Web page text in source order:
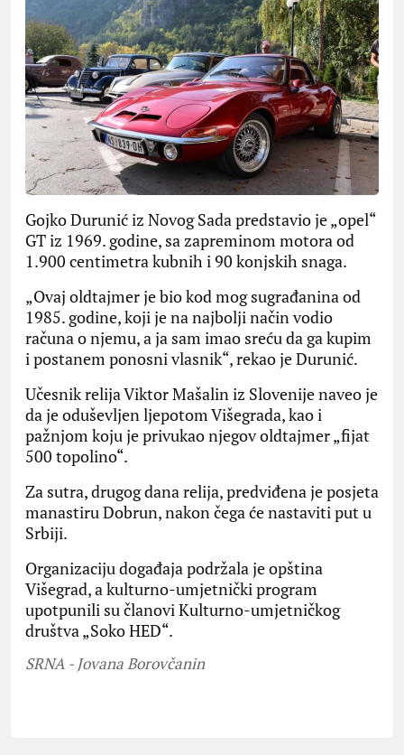
Gojko Durunić iz Novog Sada predstavio je „opel“
GT iz 1969. godine, sa zapreminom motora od
1.900 centimetra kubnih i 90 konjskih snaga.
„Ovaj oldtajmer je bio kod mog sugrađanina od
1985. godine, koji je na najbolji način vodio
računa o njemu, a ja sam imao sreću da ga kupim
i postanem ponosni vlasnik“, rekao je Durunić.
Učesnik relija Viktor Mašalin iz Slovenije naveo je
da je oduševljen ljepotom Višegrada, kao i
pažnjom koju je privukao njegov oldtajmer „fijat
500 topolino“.
Za sutra, drugog dana relija, predviđena je posjeta
manastiru Dobrun, nakon čega će nastaviti put u
Srbiji.
Organizaciju događaja podržala je opština
Višegrad, a kulturno-umjetnički program
upotpunili su članovi Kulturno-umjetničkog
društva „Soko HED“.
SRNA - Jovana Borovčanin